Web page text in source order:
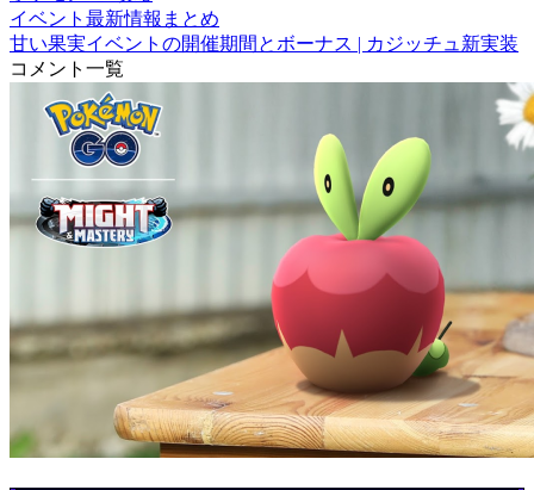
イベント最新情報まとめ
甘い果実イベントの開催期間とボーナス | カジッチュ新実装
コメント一覧